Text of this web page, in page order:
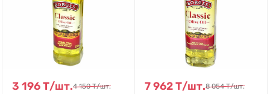
3 196Т/шт.4 150 Т/шт. 7 962Т/шт.8 054 Т/шт.